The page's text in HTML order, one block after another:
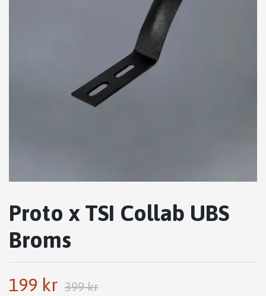
Proto x TSI Collab UBS
Broms
199 kr 399 kr